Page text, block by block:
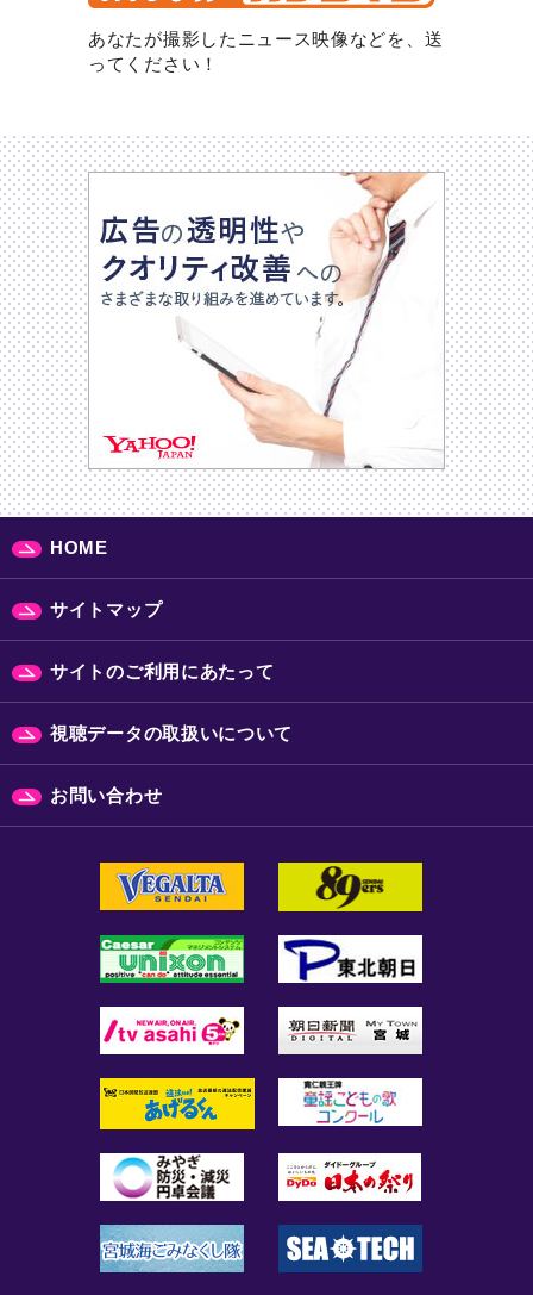
あなたが撮影したニュース映像などを、送
ってください！
HOME
サイトマップ
サイトのご利用にあたって
視聴データの取扱いについて
お問い合わせ